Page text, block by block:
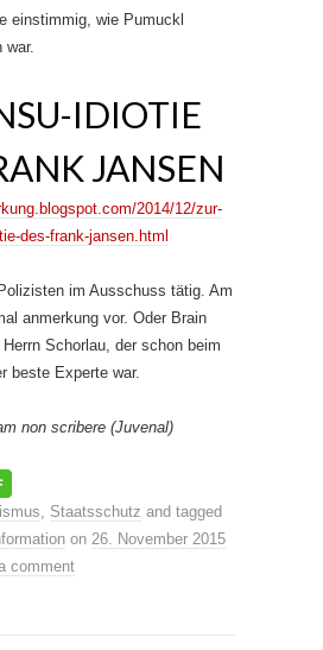
einstimmig, wie Pumuckl
war.
IDIOTIE
JANSEN
2014/12/zur-
des-frank-jansen.html
im Ausschuss tätig. Am
anmerkung vor. Oder Brain
Schorlau, der schon beim
beste Experte war.
non scribere (Juvenal)
Staatsschutz and tagged
on 26. November 2015
comment